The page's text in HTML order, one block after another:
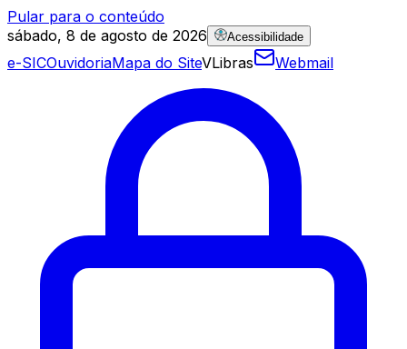
Pular para o conteúdo
sábado, 8 de agosto de 2026
Acessibilidade
e-SICOuvidoriaMapa do SiteVLibras Webmail